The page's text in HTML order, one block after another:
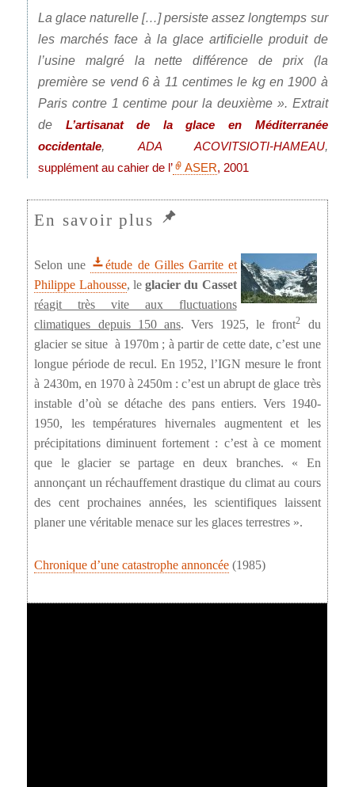
La glace naturelle […] persiste assez longtemps sur
les marchés face à la glace artificielle produit de
l’usine malgré la nette différence de prix (la
première se vend 6 à 11 centimes le kg en 1900 à
Paris contre 1 centime pour la deuxième ». Extrait
de L’artisanat de la glace en Méditerranée
occidentale, ADA ACOVITSIOTI-HAMEAU,
supplément au cahier de l’ ASER, 2001
Selon une
étude de Gilles Garrite et
Philippe Lahousse, leglacier du Casset
réagit très vite aux fluctuations
climatiques depuis 150 ans. Vers 1925, le front2
du
glacier se situe à 1970m ; à partir de cette date, c’est une
longue période de recul. En 1952, l’IGN mesure le front
à 2430m, en 1970 à 2450m : c’est un abrupt de glace très
instable d’où se détache des pans entiers. Vers 1940-
1950, les températures hivernales augmentent et les
précipitations diminuent fortement : c’est à ce moment
que le glacier se partage en deux branches. « En
annonçant un réchauffement drastique du climat au cours
des cent prochaines années, les scientifiques laissent
planer une véritable menace sur les glaces terrestres ».
Chronique d’une catastrophe annoncée (1985)